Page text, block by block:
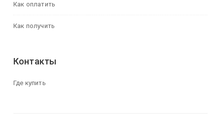
Как оплатить
Как получить
Контакты
Где купить